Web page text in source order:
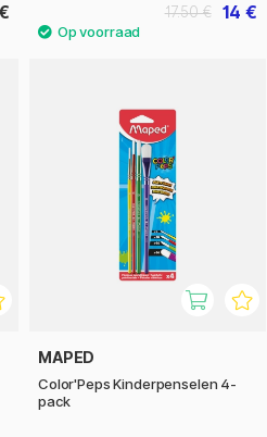
14 €
17.50 €
MAPED
Color'Peps Kinderpenselen 4-
pack